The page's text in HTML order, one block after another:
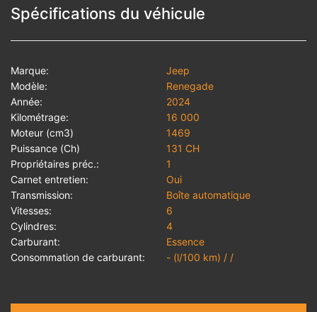
Spécifications du véhicule
Marque:
Jeep
Modèle:
Renegade
Année:
2024
Kilométrage:
16 000
Moteur (cm3)
1469
Puissance (Ch)
131 CH
Propriétaires préc.:
1
Carnet entretien:
Oui
Transmission:
Boîte automatique
Vitesses:
6
Cylindres:
4
Carburant:
Essence
Consommation de carburant:
- (l/100 km) / /